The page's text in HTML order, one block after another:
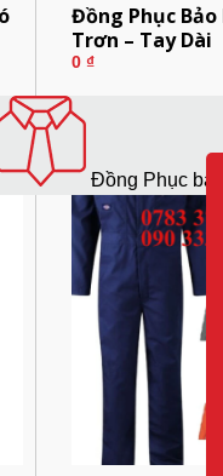
Đồng Phục Bảo
Trơn – Tay Dài
0₫
Đồng Phục